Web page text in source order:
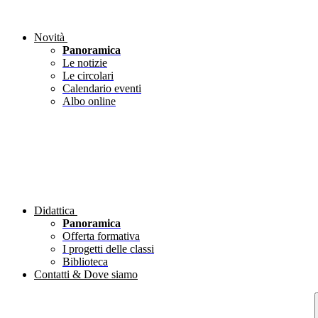
Novità
Panoramica
Le notizie
Le circolari
Calendario eventi
Albo online
Didattica
Panoramica
Offerta formativa
I progetti delle classi
Biblioteca
Contatti & Dove siamo